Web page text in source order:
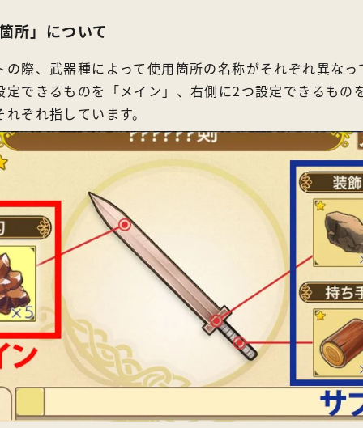
所」について
の際、武器種によって使用箇所の名称がそれぞれ異なっ
定できるものを「メイン」、右側に2つ設定できるもの
ぞれ指しています。